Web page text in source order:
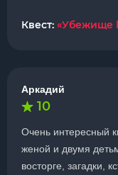
Квест: «Убежище
Аркадий
10
Очень интересный
женой и двумя
восторге, загадки,